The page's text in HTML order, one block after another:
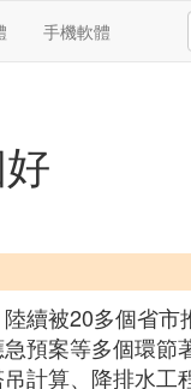
手機軟體
續被20多個省市
預案等多個環節
計算、降排水工